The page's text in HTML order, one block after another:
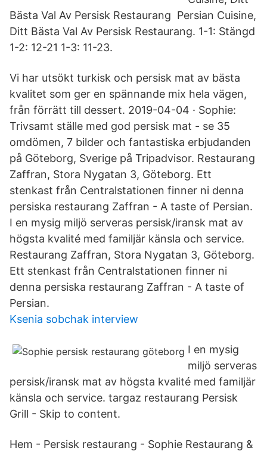
Bästa Val Av Persisk Restaurang Persian Cuisine,
Ditt Bästa Val Av Persisk Restaurang. 1-1: Stängd
1-2: 12-21 1-3: 11-23.
Vi har utsökt turkisk och persisk mat av bästa
kvalitet som ger en spännande mix hela vägen,
från förrätt till dessert. 2019-04-04 · Sophie:
Trivsamt ställe med god persisk mat - se 35
omdömen, 7 bilder och fantastiska erbjudanden
på Göteborg, Sverige på Tripadvisor. Restaurang
Zaffran, Stora Nygatan 3, Göteborg. Ett
stenkast från Centralstationen finner ni denna
persiska restaurang Zaffran - A taste of Persian.
I en mysig miljö serveras persisk/iransk mat av
högsta kvalité med familjär känsla och service.
Restaurang Zaffran, Stora Nygatan 3, Göteborg.
Ett stenkast från Centralstationen finner ni
denna persiska restaurang Zaffran - A taste of
Persian.
Ksenia sobchak interview
I en mysig
miljö serveras
persisk/iransk mat av högsta kvalité med familjär
känsla och service. targaz restaurang Persisk
Grill - Skip to content.
Hem - Persisk restaurang - Sophie Restaurang &